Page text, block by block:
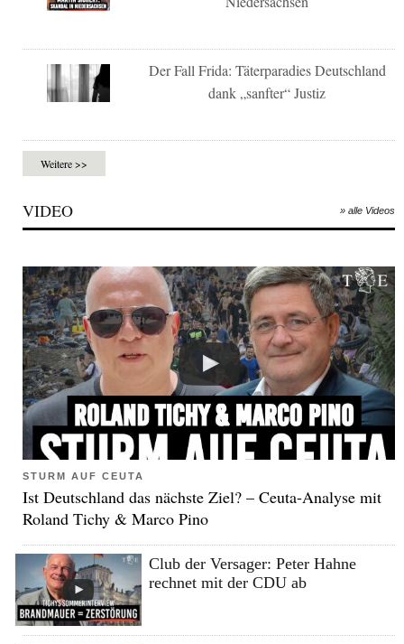
Der Fall Frida: Täterparadies Deutschland
dank „sanfter“ Justiz
Weitere >>
VIDEO » alle Videos
STURM AUF CEUTA
Ist Deutschland das nächste Ziel? – Ceuta-Analyse mit
Roland Tichy & Marco Pino
Club der Versager: Peter Hahne
rechnet mit der CDU ab